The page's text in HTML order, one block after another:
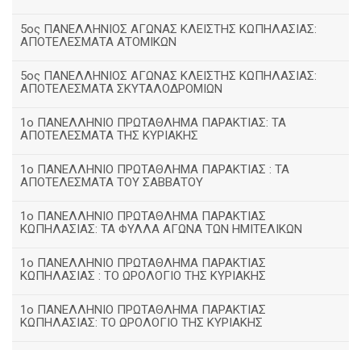
5ος ΠΑΝΕΛΛΗΝΙΟΣ ΑΓΩΝΑΣ ΚΛΕΙΣΤΗΣ ΚΩΠΗΛΑΣΙΑΣ:
ΑΠΟΤΕΛΕΣΜΑΤΑ ΑΤΟΜΙΚΩΝ
5ος ΠΑΝΕΛΛΗΝΙΟΣ ΑΓΩΝΑΣ ΚΛΕΙΣΤΗΣ ΚΩΠΗΛΑΣΙΑΣ:
ΑΠΟΤΕΛΕΣΜΑΤΑ ΣΚΥΤΑΛΟΔΡΟΜΙΩΝ
1ο ΠΑΝΕΛΛΗΝΙΟ ΠΡΩΤΑΘΛΗΜΑ ΠΑΡΑΚΤΙΑΣ: ΤΑ
ΑΠΟΤΕΛΕΣΜΑΤΑ ΤΗΣ ΚΥΡΙΑΚΗΣ
1ο ΠΑΝΕΛΛΗΝΙΟ ΠΡΩΤΑΘΛΗΜΑ ΠΑΡΑΚΤΙΑΣ : ΤΑ
ΑΠΟΤΕΛΕΣΜΑΤΑ ΤΟΥ ΣΑΒΒΑΤΟΥ
1ο ΠΑΝΕΛΛΗΝΙΟ ΠΡΩΤΑΘΛΗΜΑ ΠΑΡΑΚΤΙΑΣ
ΚΩΠΗΛΑΣΙΑΣ: ΤΑ ΦΥΛΛΑ ΑΓΩΝΑ ΤΩΝ ΗΜΙΤΕΛΙΚΩΝ
1ο ΠΑΝΕΛΛΗΝΙΟ ΠΡΩΤΑΘΛΗΜΑ ΠΑΡΑΚΤΙΑΣ
ΚΩΠΗΛΑΣΙΑΣ : ΤΟ ΩΡΟΛΟΓΙΟ ΤΗΣ ΚΥΡΙΑΚΗΣ
1o ΠΑΝΕΛΛΗΝΙΟ ΠΡΩΤΑΘΛΗΜΑ ΠΑΡΑΚΤΙΑΣ
ΚΩΠΗΛΑΣΙΑΣ: ΤΟ ΩΡΟΛΟΓΙΟ ΤΗΣ ΚΥΡΙΑΚΗΣ